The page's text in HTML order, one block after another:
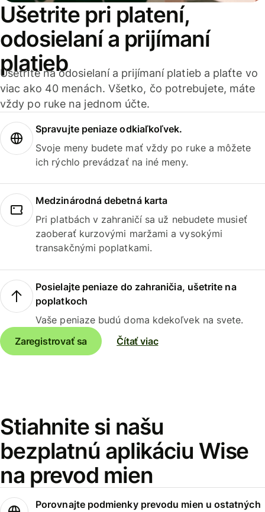
Ušetrite pri platení,
odosielaní a prijímaní
platieb
Ušetrite na odosielaní a prijímaní platieb a plaťte vo
viac ako 40 menách. Všetko, čo potrebujete, máte
vždy po ruke na jednom účte.
Spravujte peniaze odkiaľkoľvek.
Svoje meny budete mať vždy po ruke a môžete
ich rýchlo prevádzať na iné meny.
Medzinárodná debetná karta
Pri platbách v zahraničí sa už nebudete musieť
zaoberať kurzovými maržami a vysokými
transakčnými poplatkami.
Posielajte peniaze do zahraničia, ušetrite na
poplatkoch
Vaše peniaze budú doma kdekoľvek na svete.
Zaregistrovať sa
Čítať viac
Stiahnite si našu
bezplatnú aplikáciu Wise
na prevod mien
Porovnajte podmienky prevodu mien u ostatných